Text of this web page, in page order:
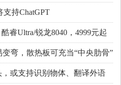
持ChatGPT
睿Ultra/锐龙8040，4999元起
变弯，散热板可充当“中央肋骨”
或支持识别物体、翻译外语